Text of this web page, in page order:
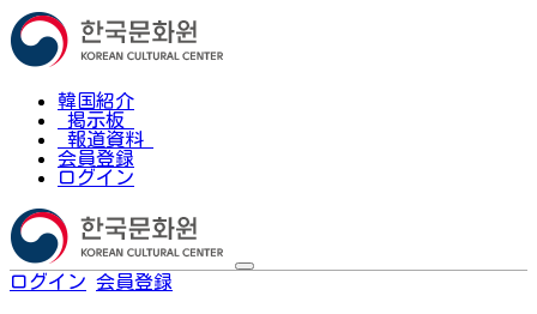
韓国紹介
掲示板
報道資料
会員登録
ログイン
ログイン 会員登録